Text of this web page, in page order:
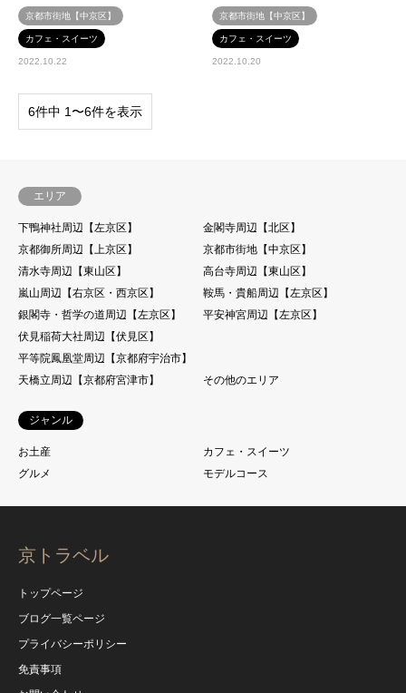
京都市街地【中京区】
カフェ・スイーツ
2022.10.22
京都市街地【中京区】
カフェ・スイーツ
2022.10.20
6件中 1〜6件を表示
エリア
下鴨神社周辺【左京区】
金閣寺周辺【北区】
京都御所周辺【上京区】
京都市街地【中京区】
清水寺周辺【東山区】
高台寺周辺【東山区】
嵐山周辺【右京区・西京区】
鞍馬・貴船周辺【左京区】
銀閣寺・哲学の道周辺【左京区】
平安神宮周辺【左京区】
伏見稲荷大社周辺【伏見区】
平等院鳳凰堂周辺【京都府宇治市】
天橋立周辺【京都府宮津市】
その他のエリア
ジャンル
お土産
カフェ・スイーツ
グルメ
モデルコース
京トラベル
トップページ
ブログ一覧ページ
プライバシーポリシー
免責事項